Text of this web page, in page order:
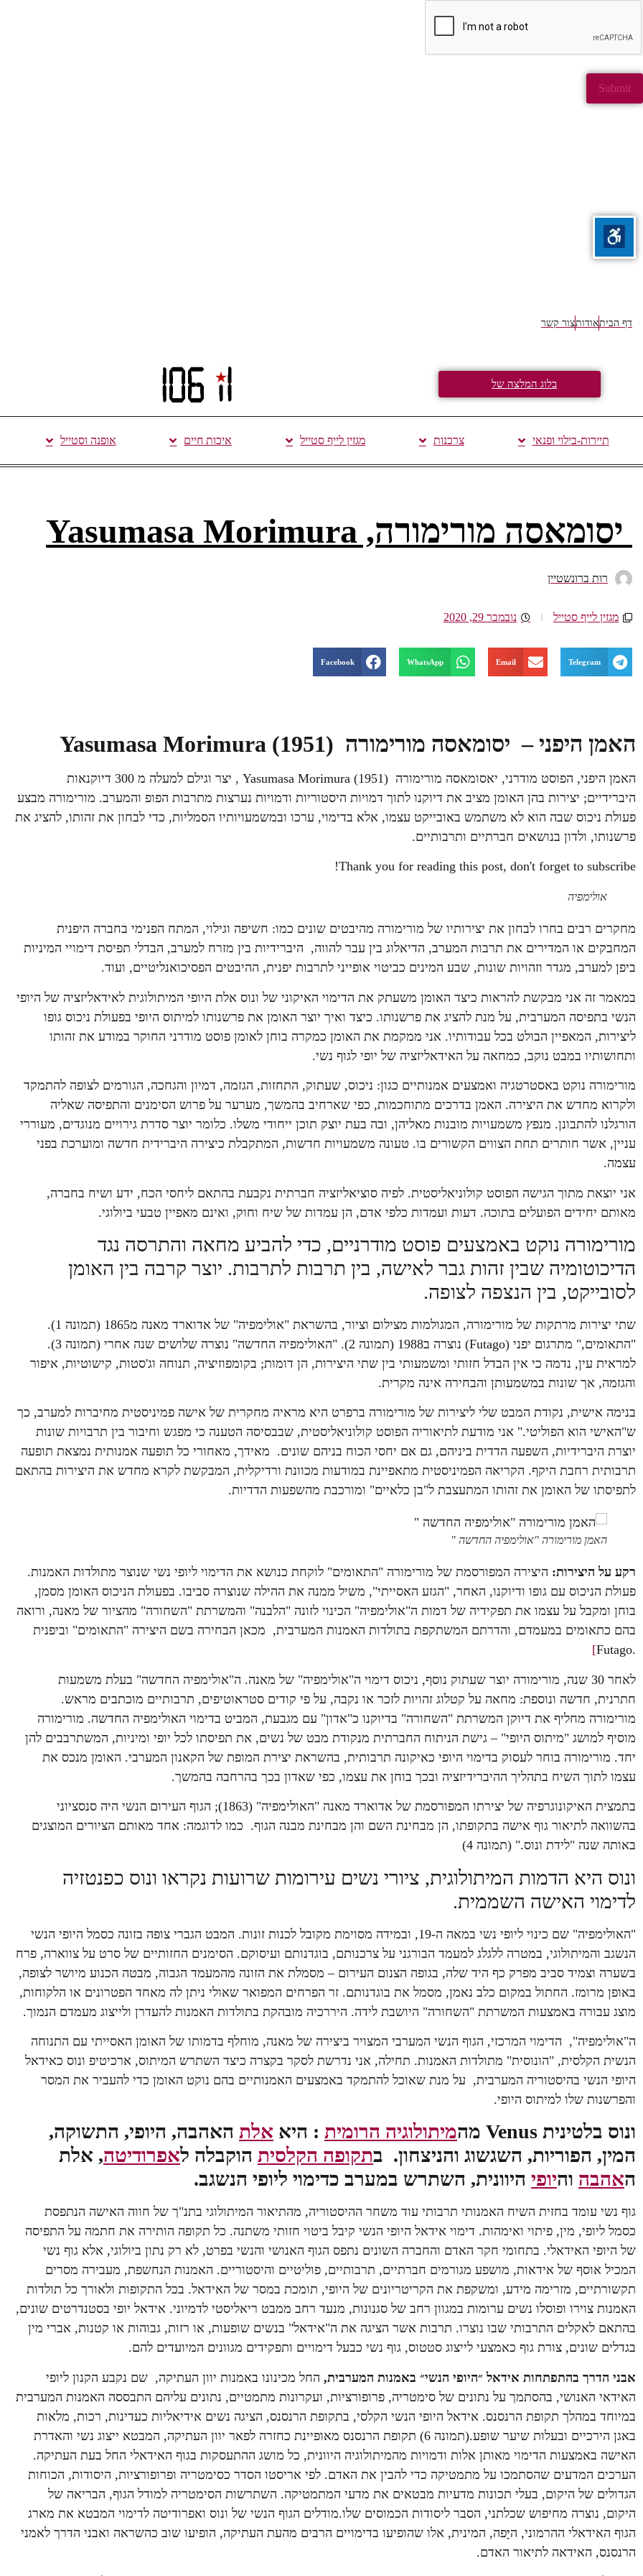
דף הביתאודותצור קשר
בלוג המלצה של
תיירות-בילוי ופנאי צרכנות מגזין לייף סטייל איכות חיים אופנה וסטייל
יסומאסה מורימורה, Yasumasa Morimura
רות ברונשטיין
מגזין לייף סטייל נובמבר 29, 2020
Telegram
Email
WhatsApp
Facebook
האמן היפני – יסומאסה מורימורה (1951) Yasumasa Morimura
האמן היפני, הפוסט מודרני, יאסומאסה מורימורה (1951) Yasumasa Morimura , יצר וגילם למעלה מ 300 דיוקנאות
היברידיים; יצירות בהן האומן מציב את דיוקנו לתוך דמויות היסטוריות ודמויות נערצות מתרבות הפופ והמערב. מורימורה מבצע
פעולת ניכוס שבה הוא לא משתמש באובייקט עצמו, אלא בדימוי, ערכו ובמשמעויותיו הסמליות, כדי לבחון את זהותו, להציג את
פרשנותו, ולדון בנושאים חברתיים ותרבותיים.
Thank you for reading this post, don't forget to subscribe!
אולימפיה
מחקרים רבים בחרו לבחון את יצירותיו של מורימורה מהיבטים שונים כמו: חשיפה וגילוי, המתח הפנימי בחברה היפנית
המחבקים או המדירים את תרבות המערב, הדיאלוג בין עבר להווה, היברידיות בין מזרח למערב, הבדלי תפיסת דימויי המיניות
ביפן למערב, מגדר וזהויות שונות, שבע המינים כביטוי אופייני לתרבות יפנית, ההיבטים הפסיכואנליטיים, ועוד.
במאמר זה אני מבקשת להראות כיצד האומן משעתק את הדימוי האיקוני של ונוס אלת היופי המיתולוגית לאידאליזציה של היופי
הנשי בתפיסה המערבית, על מנת להציג את פרשנותו. כיצד ואיך יוצר האומן את פרשנותו למיתוס היופי בפעולת ניכוס גופו
ליצירות, המאפיין הבולט בכל עבודותיו. אני ממקמת את האומן כמקרה בוחן לאומן פוסט מודרני החוקר במודע את זהותו
ותחושותיו במבט נוקב, כמחאה על האידאליזציה של יופי לגוף נשי.
מורימורה נוקט באסטרטגיה ואמצעים אמנותיים כגון: ניכוס, שעתוק, התחזות, הגזמה, דמיון והגחכה, הגורמים לצופה להתמקד
ולקרוא מחדש את היצירה. האמן בדרכים מתוחכמות, כפי שארחיב בהמשך, מערער על פרוש הסימנים והתפיסה שאליה
הורגלנו להתבונן. מנפץ משמעויות מובנות מאליהן, ובה בעת יוצק תוכן ייחודי משלו. כלומר יוצר סדרת גירויים מנוגדים, מעוררי
עניין, אשר חותרים תחת הצווים הקשורים בו. טעונה משמעויות חדשות, המתקבלת כיצירה היברידית חדשה ומוערכת בפני
עצמה.
אני יוצאת מתוך הגישה הפוסט קולוניאליסטית. לפיה סוציאליזציה חברתית נקבעת בהתאם ליחסי הכח, ידע ושיח בחברה,
מאותם יחידים הפועלים בתוכה. דעות ועמדות כלפי אדם, הן עמדות של שיח וחוק, ואינם מאפיין טבעי ביולוגי.
מורימורה נוקט באמצעים פוסט מודרניים, כדי להביע מחאה והתרסה נגד
הדיכוטומיה שבין זהות גבר לאישה, בין תרבות לתרבות. יוצר קרבה בין האומן
לסובייקט, בין הנצפה לצופה.
שתי יצירות מרתקות של מורימורה, המגולמות מצילום וציור, בהשראת "אולימפיה" של אדוארד מאנה מ1865 (תמונה 1).
"התאומים," מתרגום יפני (Futago) נוצרה ב1988 (תמונה 2). "האולימפיה החדשה" נוצרה שלושים שנה אחרי (תמונה 3).
למראית עין, נדמה כי אין הבדל חזותי ומשמעותי בין שתי היצירות, הן דומות; בקומפוזיציה, תנוחה וג'סטות, קישוטיות, איפור
והגזמה, אך שונות במשמעותן והבחירה אינה מקרית.
בנימה אישית, נקודת המבט שלי ליצירות של מורימורה ברפרט היא מראיה מחקרית של אישה פמיניסטית מחיברות למערב, כך
ש"האישי הוא הפוליטי." אני מודעת לתיאוריה הפוסט קולוניאליסטית, שבבסיסה הטענה כי מפגש וחיבור בין תרבויות שונות
יוצרת היברידיות, השפעה הדדית ביניהם, גם אם יחסי הכוח בניהם שונים. מאידך, מאחורי כל תופעה אמנותית נמצאת תופעה
תרבותית רחבת היקף. הקריאה הפמיניסטית מתאפיינת במודעות מכוונת ורדיקלית, המבקשת לקרא מחדש את היצירות בהתאם
לתפיסתו של האומן את זהותו המתעצבת ל"בן כלאיים" ומורכבת מהשפעות הדדיות.
האמן מורימורה "אולימפיה החדשה "
רקע על היצירות: היצירה המפורסמת של מורימורה "התאומים" לוקחת כנושא את הדימוי ליופי נשי שנוצר מתולדות האמנות.
פעולת הניכוס עם גופו ודיוקנו, האחר, "הגזע האסייתי", משיל ממנה את ההילה שנוצרה סביבו. בפעולת הניכוס האומן מסמן,
בוחן ומקבל על עצמו את תפקידיה של דמות ה"אולימפיה" הכינוי לזונה "הלבנה" והמשרתת "השחורה" מהציור של מאנה, ורואה
בהם כתאומים במעמדם, והדרתם המשתקפת בתולדות האמנות המערבית, מכאן הבחירה בשם היצירה "התאומים" וביפנית
.Futago
]
לאחר 30 שנה, מורימורה יוצר שעתוק נוסף, ניכוס דימוי ה"אולימפיה" של מאנה. ה"אולימפיה החדשה" בעלת משמעות
חתרנית, חדשה ונוספת: מחאה על קטלוג זהויות לזכר או נקבה, על פי קודים סטראוטיפים, תרבותיים מוכתבים מראש.
מורימורה מחליף את דיוקן המשרתת "השחורה" בדיוקנו כ"אדון" עם מגבעת, המביט בדימוי האולימפיה החדשה. מורימורה
מוסיף למושג "מיתוס היופי" – גישת הניתוח החברתית מנקודת מבט של נשים, את תפיסתו לכל יופי ומיניות, המשתרבבים להן
יחד. מורימורה בוחר לעסוק בדימוי היופי כאיקונה תרבותית, בהשראת יצירת המופת של הקאנון המערבי. האומן מנכס את
עצמו לתוך השיח בתהליך ההיברידיזציה ובכך בוחן את עצמו, כפי שאדון בכך בהרחבה בהמשך.
בתמצית האיקונוגרפיה של יצירתו המפורסמת של אדוארד מאנה "האולימפיה" (1863); הגוף העירום הנשי היה סנסציוני
בהשוואה לתיאור גוף אישה בתקופתו, הן מבחינת השם והן מבחינת מבנה הגוף. כמו לדוגמה: אחד מאותם הציורים המוצגים
באותה שנה "לידת ונוס." (תמונה 4)
ונוס היא הדמות המיתולוגית, ציורי נשים עירומות שרועות נקראו ונוס כפנטזיה
לדימוי האישה השממית.
"האולימפיה" שם כינוי ליופי נשי במאה ה-19, ובמידה מסוימת מקובל לכנות זונות. המבט הגברי צופה בזונה כסמל היופי הנשי
הנשגב והמיתולוגי, במטרה ללגלג למעמד הבורגני על צרכנותם, בוגדנותם ועיסוקם. הסימנים החזותיים של סרט על צווארה, פרח
בשערה וצמיד סביב מפרק כף היד שלה, בגופה הצנום העירום – מסמלת את הזונה מהמעמד הגבוה, מבטה הכנוע מיושר לצופה,
באופן מרומז. החתול במקום כלב נאמן, מסמל את בוגדנותם. זר הפרחים המפואר שאולי ניתן לה מאחד הפטרונים או הלקוחות,
מוצג עבורה באמצעות המשרתת "השחורה" היושבת לידה. היררכיה מובהקת בתולדות האמנות להעדרן ולייצוג מעמדם הנמוך.
ה"אולימפיה", הדימוי המרכזי, הגוף הנשי המערבי המצויר ביצירה של מאנה, מוחלף בדמותו של האומן האסייתי עם התנוחה
הנשית הקלסית, "הונוסית" מתולדות האמנות. תחילה, אני נדרשת לסקר בקצרה כיצד השתרש המיתוס, ארכיטיפ ונוס כאידאל
היופי הנשי בהיסטוריה המערבית, על מנת שאוכל להתמקד באמצעים האמנותיים בהם נוקט האומן כדי להעביר את המסר
והפרשנות שלו למיתוס היופי.
ונוס בלטינית Venus מה מיתולוגיה הרומית : היא אלת האהבה, היופי, התשוקה,
המין, הפוריות, השגשוג והניצחון. בתקופה הקלסית הוקבלה לאפרודיטה, אלת
האהבה והיופי היוונית, השתרש במערב כדימוי ליופי הנשגב.
גוף נשי עומד בחזית השיח האמנותי תרבותי עוד משחר ההיסטוריה, מהתיאור המיתולוגי בתנ"ך של חווה האישה הנתפסת
כסמל ליופי, מין, פיתוי ואימהות. דימוי אידאל היופי הנשי קיבל ביטוי חזותי משתנה. כל תקופה הותירה את חתמה על התפיסה
של היופי האידאלי. בתחומי חקר האדם והחברה השונים נתפס הגוף האנושי והנשי בפרט, לא רק נתון ביולוגי, אלא גוף נשי
המכיל אוסף של אידאות, מושפע מגורמים חברתיים, תרבותיים, פוליטיים והיסטוריים. האמנות הנחשפת, מעבירה מסרים
תקשורתיים, מזרימה מידע, ומשקפת את הקריטריונים של היופי, תומכת במסר של האידאל. בכל התקופות ולאורך כל תולדות
האמנות צוירו ופוסלו נשים ערומות במגוון רחב של סגנונות, מנעד רחב ממבט ריאליסטי לדמיוני. אידאל יופי בסטנדרטים שונים,
בהתאם לאקלים התרבותי שבו נוצרו. תרבות אשר הציגה את ה"אידאל" בנשים שופעות, או רזות, גבוהות או קטנות, אברי מין
בגדלים שונים, צורת גוף כאמצעי לייצוג סטטוס, גוף נשי כבעל דימויים ותפקידים מגוונים המיועדים להם.
אבני הדרך בהתפתחות אידאל ״היופי הנשי״ באמנות המערבית, החל מכינונו באמנות יוון העתיקה, שם נקבע הקנון ליופי
האידאי האנושי, בהסתמך על נתונים של סימטריה, פרופורציות, ועקרונות מתמטיים, נתונים עליהם התבססה האמנות המערבית
במיוחד במהלך תקופת הרנסנס. אידאל היופי הנשי הקלסי, בתקופת הרנסנס, הציגה נשים אידיאליות כעדינות, רכות, מלאות
באגן הירכיים ובעלות שיער שופע.(תמונה 6) תקופת הרנסנס מאופיינת כחזרה לפאר יוון העתיקה, המבטא ייצוג נשי והאדרת
האישה באמצעות הדימוי מאותן אלות ודמויות מהמיתולוגיה היוונית, כל מושג ההתעסקות בגוף האידאלי החל בעת העתיקה.
הערכים המדעים שהסתמכו על מתמטיקה כדי להבין את האדם. לפי אריסטו הסדר כסימטריה ופרופורציות, היסודות, הכוחות
הגדולים של היקום, בעלי תכונות מדעיות מבטאים את מדעי המתמטיקה. השתרשות הסימטריה למודל הגוף, הבריאה של
היקום, נוצרה מחיפוש שכלתני, הסבר ליסודות הכמוסים שלו.מודלים הגוף הנשי של ונוס ואפרודיטה לדימוי המבטא את מארג
הגוף האידאלי ההרמוני, היָּפה, המינית, אלו שהופיעו בדימויים הרבים מהעת העתיקה, הופיעו שוב כהשראה ואבני הדרך לאמני
הרנסנס, האידאה לתיאור האדם.